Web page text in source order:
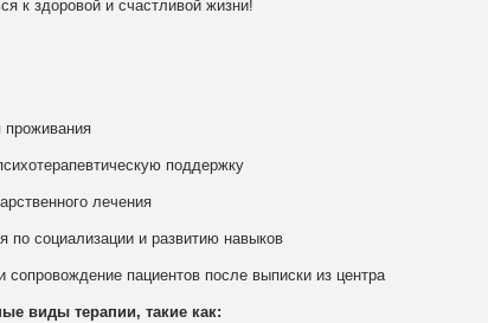
к здоровой и счастливой жизни!
поддержку
лечения
по социализации и развитию навыков
сопровождение пациентов после выписки из центра
виды терапии, такие как: